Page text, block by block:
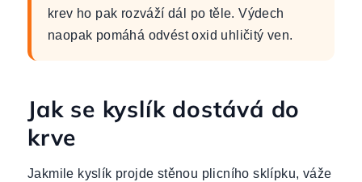
krev ho pak rozváží dál po těle. Výdech
naopak pomáhá odvést oxid uhličitý ven.
Jak se kyslík dostává do
krve
Jakmile kyslík projde stěnou plicního sklípku, váže